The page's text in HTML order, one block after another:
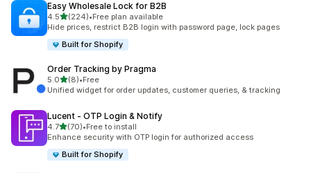
Easy Wholesale Lock for B2B
4.5별 5개 중
(224)
총 리뷰 224개
•Free plan available
Hide prices, restrict B2B login with password page, lock pages
Built for Shopify
Order Tracking by Pragma
5.0별 5개 중
(8)
총 리뷰 8개
•Free
Unified widget for order updates, customer queries, & tracking
Lucent ‑ OTP Login & Notify
4.7별 5개 중
(70)
총 리뷰 70개
•Free to install
Enhance security with OTP login for authorized access
Built for Shopify